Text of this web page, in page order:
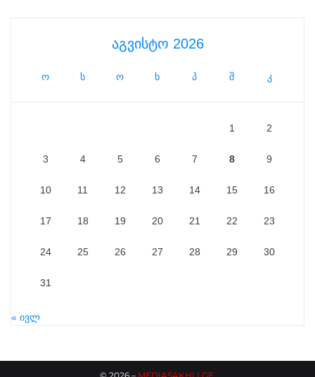
აგვისტო 2026
ო ს ო ხ პ შ კ
1 2
3 4 5 6 7 8 9
10 11 12 13 14 15 16
17 18 19 20 21 22 23
24 25 26 27 28 29 30
31
« ივლ